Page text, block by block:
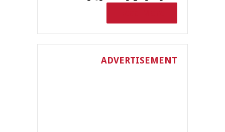
ADVERTISEMENT